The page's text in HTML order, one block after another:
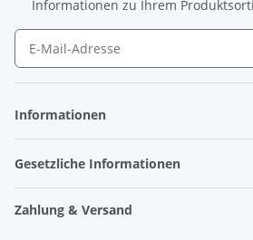
Informationen zu Ihrem
Informationen
Gesetzliche Informationen
Zahlung & Versand